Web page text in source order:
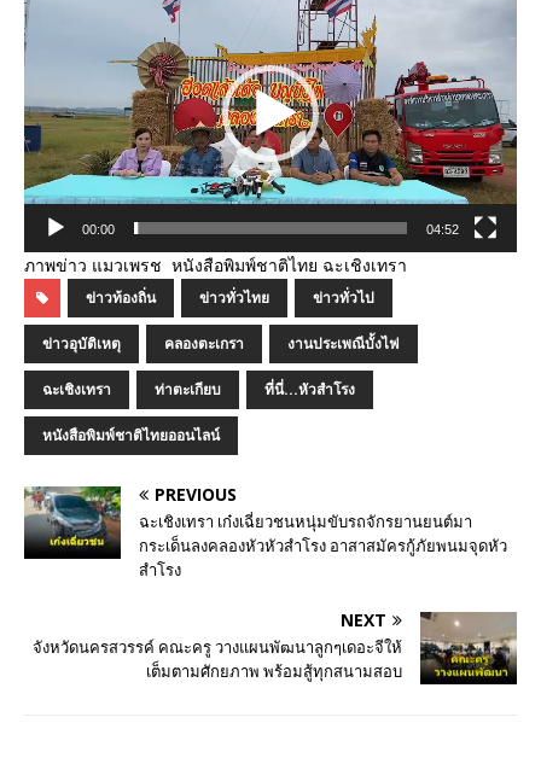
เล่น
ไฟล์
วิดีโอ
00:00 04:52
ภาพข่าว แมวเพรช หนังสือพิมพ์ชาติไทย ฉะเชิงเทรา
ข่าวท้องถิ่น ข่าวทั่วไทย ข่าวทั่วไป
ข่าวอุบัติเหตุ คลองตะเกรา งานประเพณีบั้งไฟ
ฉะเชิงเทรา ท่าตะเกียบ ที่นี่...หัวสำโรง
หนังสือพิมพ์ชาติไทยออนไลน์
PREVIOUS
ฉะเชิงเทรา เก๋งเฉี่ยวชนหนุ่มขับรถจักรยานยนต์มา
กระเด็นลงคลองหัวหัวสำโรง อาสาสมัครกู้ภัยพนมจุดหัว
สำโรง
NEXT
จังหวัดนครสวรรค์ คณะครู วางแผนพัฒนาลูกๆเดอะจีให้
เต็มตามศักยภาพ พร้อมสู้ทุกสนามสอบ